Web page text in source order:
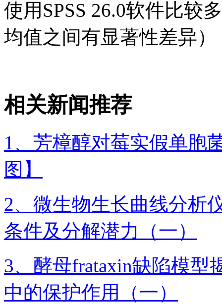
使用SPSS 26.0软件比较
均值之间有显著性差异
相关新闻推荐
1、芳樟醇对莓实假单胞
图】
2、微生物生长曲线分析
条件及分解潜力（一）
3、酵母frataxin缺陷模型
中的保护作用（一）